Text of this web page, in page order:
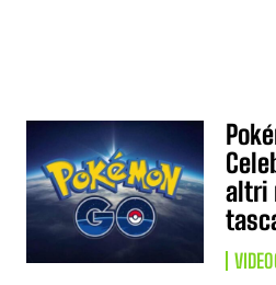
altri